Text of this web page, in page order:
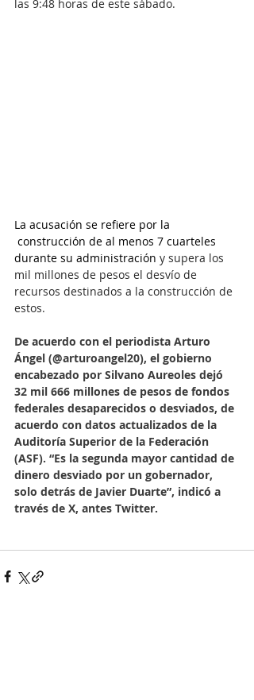
las 9:48 horas de este sábado.
La acusación se refiere por la
construcción de al menos 7 cuarteles
durante su administración y supera los
mil millones de pesos el desvío de
recursos destinados a la construcción de
estos.
De acuerdo con el periodista Arturo
Ángel (@arturoangel20), el gobierno
encabezado por Silvano Aureoles dejó
32 mil 666 millones de pesos de fondos
federales desaparecidos o desviados, de
acuerdo con datos actualizados de la
Auditoría Superior de la Federación
(ASF). “Es la segunda mayor cantidad de
dinero desviado por un gobernador,
solo detrás de Javier Duarte”, indicó a
través de X, antes Twitter.